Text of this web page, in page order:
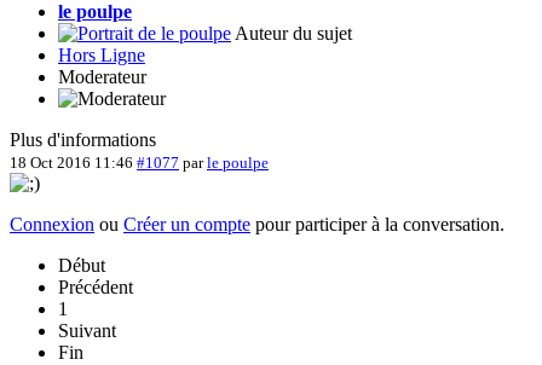
le poulpe
Auteur du sujet
Hors Ligne
Moderateur
Plus d'informations
18 Oct 2016 11:46 #1077 parle poulpe
Connexion ou Créer un compte pour participer à la conversation.
Début
Précédent
1
Suivant
Fin